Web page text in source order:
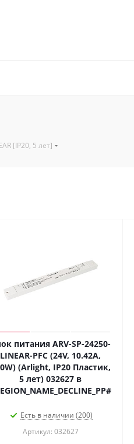
[IP20, 5 лет]
питания ARV-SP-24250-
LINEAR-PFC (24V, 10.42A,
(Arlight, IP20 Пластик,
5 лет) 032627 в
Есть в наличии (200)
Артикул: 032627